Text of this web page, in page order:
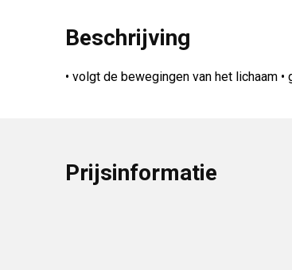
Beschrijving
• volgt de bewegingen van het lichaam
Prijsinformatie